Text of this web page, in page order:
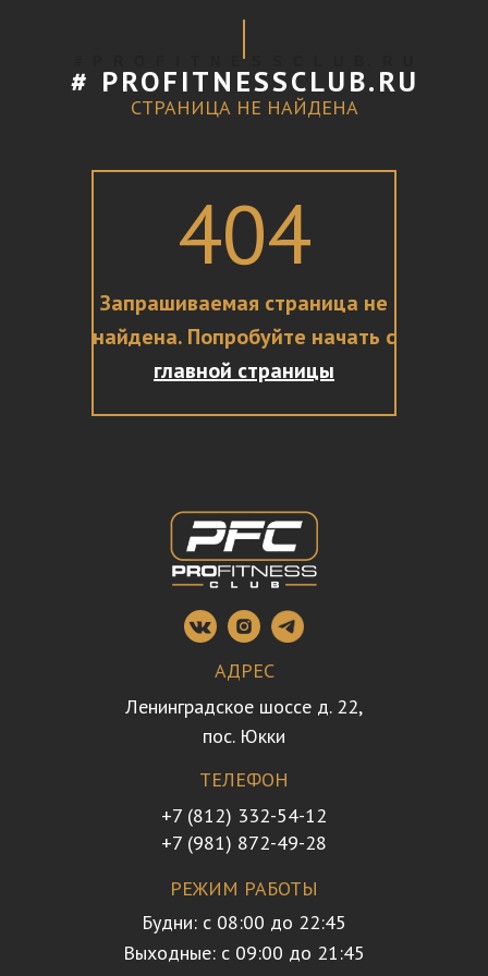
404
Запрашиваемая страница не
найдена. Попробуйте начать с
главной страницы
# P R O F I T N E S S C L U B. R U
СТРАНИЦА НЕ НАЙДЕНА
# PROFITNESSCLUB.RU
ТЕЛЕФОН
+7 (812) 332-54-12
+7 (981) 872-49-28
РЕЖИМ РАБОТЫ
Будни: с 08:00 до 22:45
Выходные: с 09:00 до 21:45
АДРЕС
Ленинградское шоссе д. 22,
пос. Юкки